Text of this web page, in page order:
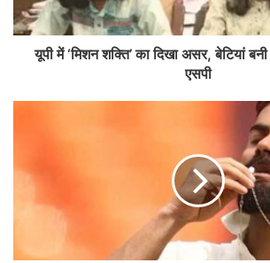
यूपी में ‘मिशन शक्ति’ का दिखा असर, बेटियां
एसपी